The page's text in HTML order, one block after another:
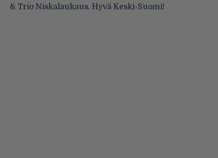
& Trio Niskalaukaus. Hyvä Keski-Suomi!